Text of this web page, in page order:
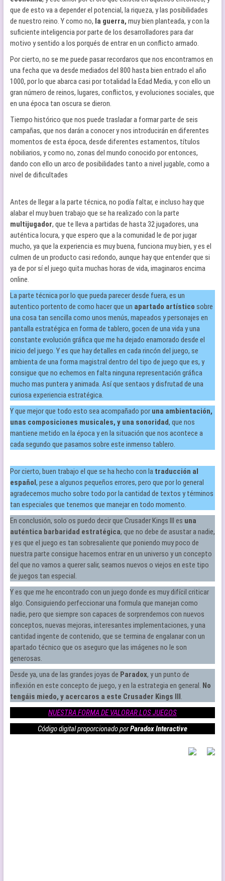
que de esto va a depender el potencial, la riqueza, y las posibilidades
de nuestro reino. Y como no, la guerra, muy bien planteada, y con la
suficiente inteligencia por parte de los desarrolladores para dar
motivo y sentido a los porqués de entrar en un conflicto armado.
Por cierto, no se me puede pasar recordaros que nos encontramos en
una fecha que va desde mediados del 800 hasta bien entrado el año
1000, por lo que abarca casi por totalidad la Edad Media, y con ello un
gran número de reinos, lugares, conflictos, y evoluciones sociales, que
en una época tan oscura se dieron.
Tiempo histórico que nos puede trasladar a formar parte de seis
campañas, que nos darán a conocer y nos introducirán en diferentes
momentos de esta época, desde diferentes estamentos, títulos
nobiliarios, y como no, zonas del mundo conocido por entonces,
dando con ello un arco de posibilidades tanto a nivel jugable, como a
nivel de dificultades
Antes de llegar a la parte técnica, no podía faltar, e incluso hay que
alabar el muy buen trabajo que se ha realizado con la parte
multijugador, que te lleva a partidas de hasta 32 jugadores, una
auténtica locura, y que espero que a la comunidad le de por jugar
mucho, ya que la experiencia es muy buena, funciona muy bien, y es el
culmen de un producto casi redondo, aunque hay que entender que si
ya de por sí el juego quita muchas horas de vida, imaginaros encima
online.
La parte técnica por lo que pueda parecer desde fuera, es un
autentico portento de como hacer que un apartado artístico sobre
una cosa tan sencilla como unos menús, mapeados y personajes en
pantalla estratégica en forma de tablero, gocen de una vida y una
constante evolución gráfica que me ha dejado enamorado desde el
inicio del juego. Y es que hay detalles en cada rincón del juego, se
ambienta de una forma magistral dentro del tipo de juego que es, y
consigue que no echemos en falta ninguna representación gráfica
mucho mas puntera y animada. Así que sentaos y disfrutad de una
curiosa experiencia estratégica.
Y que mejor que todo esto sea acompañado por una ambientación,
unas composiciones musicales, y una sonoridad, que nos
mantiene metido en la época y en la situación que nos acontece a
cada segundo que pasamos sobre este inmenso tablero.
Por cierto, buen trabajo el que se ha hecho con la traducción al
español, pese a algunos pequeños errores, pero que por lo general
agradecemos mucho sobre todo por la cantidad de textos y términos
tan especiales que tenemos que manejar en todo momento.
En conclusión, solo os puedo decir que Crusader Kings III es una
auténtica barbaridad estratégica, que no debe de asustar a nadie,
y es que el juego es tan sobresaliente que poniendo muy poco de
nuestra parte consigue hacernos entrar en un universo y un concepto
del que no vamos a querer salir, seamos nuevos o viejos en este tipo
de juegos tan especial.
Y es que me he encontrado con un juego donde es muy difícil criticar
algo. Consiguiendo perfeccionar una formula que manejan como
nadie, pero que siempre son capaces de sorprendernos con nuevos
conceptos, nuevas mejoras, interesantes implementaciones, y una
cantidad ingente de contenido, que se termina de engalanar con un
apartado técnico que os aseguro que las imágenes no le son
generosas.
Desde ya, una de las grandes joyas de Paradox, y un punto de
inflexión en este concepto de juego, y en la estrategia en general. No
tengáis miedo, y acercaros a este Crusader Kings III.
NUESTRA FORMA DE VALORAR LOS JUEGOS
Código digital proporcionado porParadox Interactive